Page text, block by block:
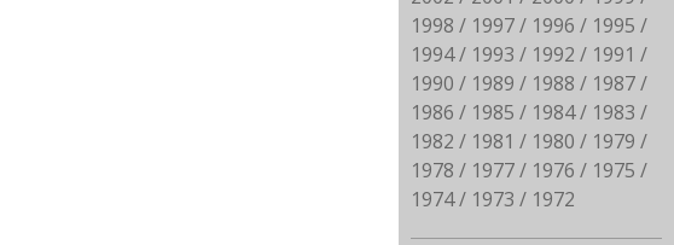
1998
1997 1996
1995
1994
1993 1992
1991
1990
1989 1988
1987
1986
1985 1984
1983
1982
1981 1980
1979
1978
1977 1976
1975
1974
1973 1972